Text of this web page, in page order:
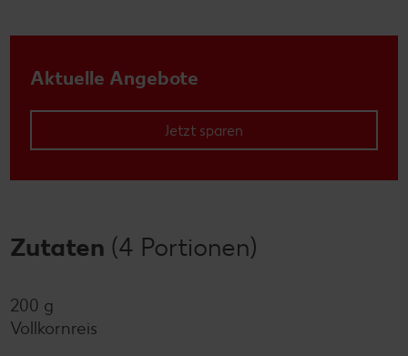
Aktuelle Angebote
Jetzt sparen
Zutaten (4 Portionen)
200 g
Vollkornreis